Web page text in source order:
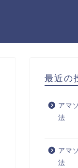
最近の
アマ
法
アマ
法